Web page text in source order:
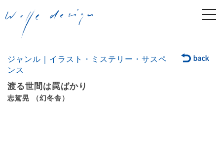
ジャンル｜イラスト・ミステリー・サスペ
ンス
渡る世間は罠ばかり
志駕晃 （幻冬舎）